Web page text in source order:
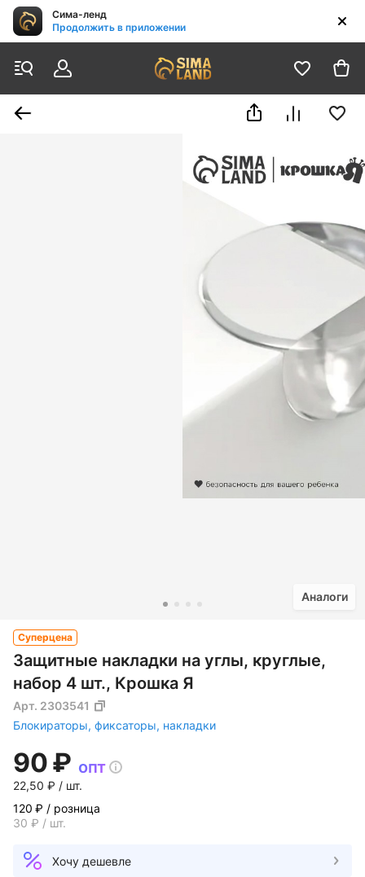
Сима-ленд
Продолжить в приложении
Аналоги
Суперцена
Защитные накладки на углы, круглые,
набор 4 шт., Крошка Я
Арт. 2303541
Блокираторы, фиксаторы, накладки
90 ₽ опт
22,50 ₽ / шт.
120 ₽ / розница
30 ₽ / шт.
Хочу дешевле